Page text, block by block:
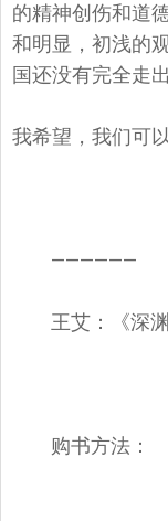
的精神创伤和道
和明显， 初浅的
国还没有完全走
我希望，我们可
——————
王艾：《深
购书方法：